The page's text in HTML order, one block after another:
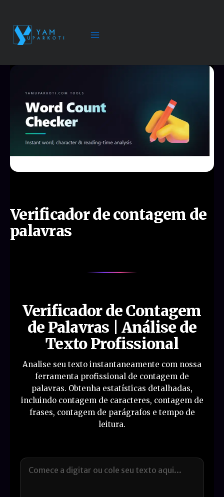
conteúdo
Verificador de contagem de
palavras
Verificador de Contagem
de Palavras | Análise de
Texto Profissional
Analise seu texto instantaneamente com nossa
ferramenta profissional de contagem de
palavras. Obtenha estatísticas detalhadas,
incluindo contagem de caracteres, contagem de
frases, contagem de parágrafos e tempo de
leitura.